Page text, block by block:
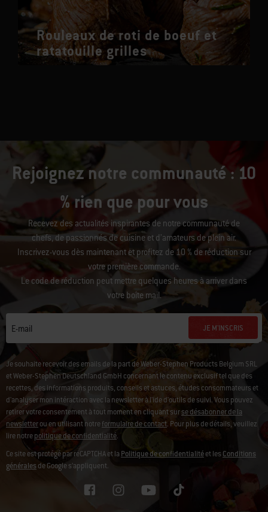
Rouleaux de roti de boeuf et
ratatouille grilles
Rejoignez notre communauté : 10
% rien que pour vous
Recevez des actualités inspirantes de notre communauté de
chefs, de passionnés de cuisine et d’amateurs de plein air.
Inscrivez-vous dès maintenant et profitez de 10 % de réduction sur
votre première commande.
Le code de réduction peut mettre quelques heures à arriver dans
votre boîte mail.
E-mail JE M'INSCRIS
Je souhaite recevoir des emails de la part de Weber-Stephen Products Belgium SRL
et Weber-Stephen Deutschland GmbH concernant le contenu exclusif tel que des
recettes, des informations produits, conseils et astuces, études consommateurs et
d'analyser mon intéraction avec la newsletter à l'ide d'outils de suivi.Vous pouvez
retirer votre consentement à tout moment en cliquant surse désabonner de la
newsletterou en utilisant notreformulaire de contact. Pour plus de détails, veuillez
lire notrepolitique de confidentialité.
Ce site est protégé par reCAPTCHA et la Politique de confidentialitéet lesConditions
généralesde Google s’appliquent.